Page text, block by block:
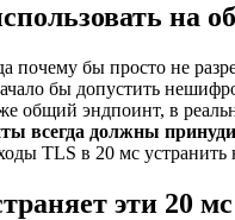
на
почему бы просто не
бы допустить
общий эндпоинт, в
всегда должны
TLS в 20 мс
эти 20 мс